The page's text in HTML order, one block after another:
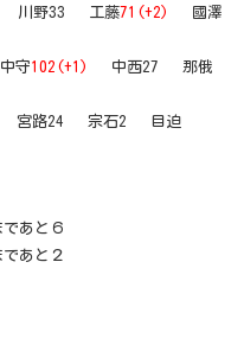
川野33 工藤71(+2)
國澤
守102(+1)
中西27 那俄
宮路24 宗石2 目迫
あと６
あと２